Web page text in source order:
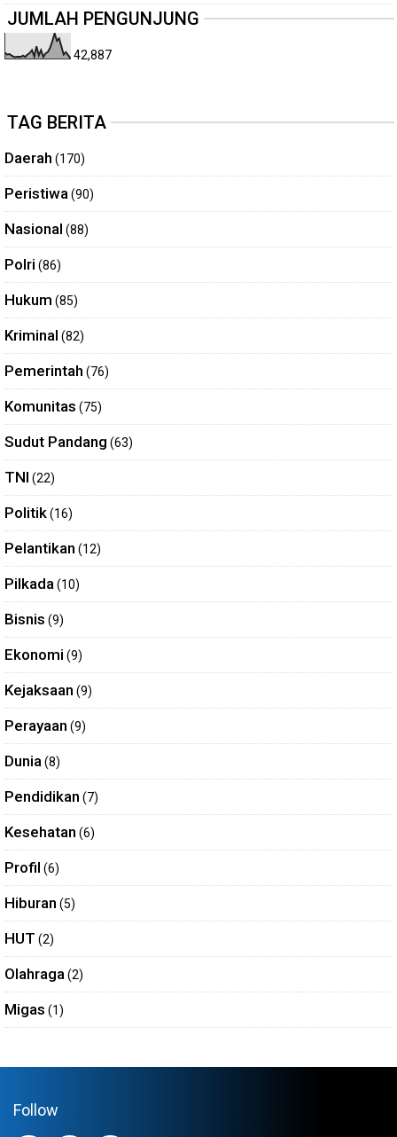
JUMLAH PENGUNJUNG
42,887
TAG BERITA
Daerah (170)
Peristiwa(90)
Nasional (88)
Polri (86)
Hukum (85)
Kriminal (82)
Pemerintah (76)
Komunitas (75)
Sudut Pandang (63)
TNI (22)
Politik(16)
Pelantikan (12)
Pilkada(10)
Bisnis (9)
Ekonomi (9)
Kejaksaan (9)
Perayaan (9)
Dunia(8)
Pendidikan (7)
Kesehatan (6)
Profil (6)
Hiburan (5)
HUT (2)
Olahraga(2)
Migas (1)
Follow